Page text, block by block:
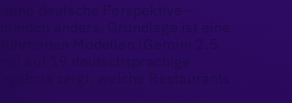
eine deutsche Perspektive –
anders. Grundlage ist eine
Modellen (Gemini 2.5
auf 19 deutschsprachige
zeigt, welche Restaurants